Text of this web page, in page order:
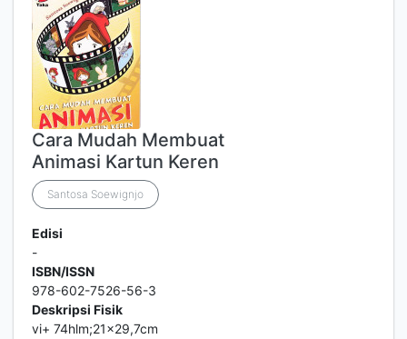
Cara Mudah Membuat
Animasi Kartun Keren
Santosa Soewignjo
Edisi
-
ISBN/ISSN
978-602-7526-56-3
Deskripsi Fisik
vi+ 74hlm;21x29,7cm